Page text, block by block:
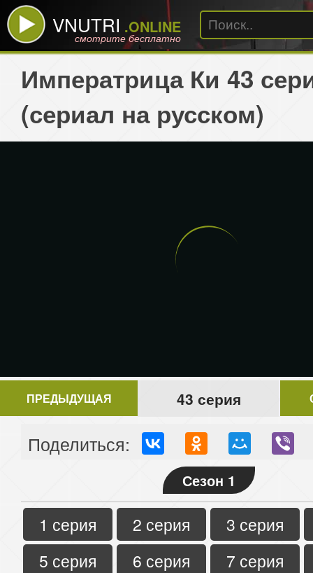
VNUTRI .ONLINE
смотрите бесплатно
Императрица Ки 43
(сериал на русском)
ПРЕДЫДУЩАЯ 43 серия
Поделиться:
Сезон 1
1 серия 2 серия
3 серия
5 серия
6 серия
7 серия